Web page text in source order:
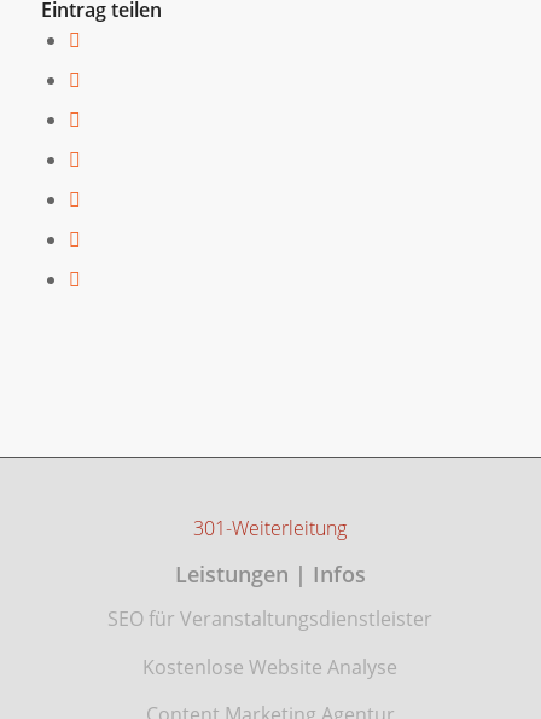
Eintrag teilen
301-Weiterleitung
Leistungen | Infos
SEO für Veranstaltungsdienstleister
Kostenlose Website Analyse